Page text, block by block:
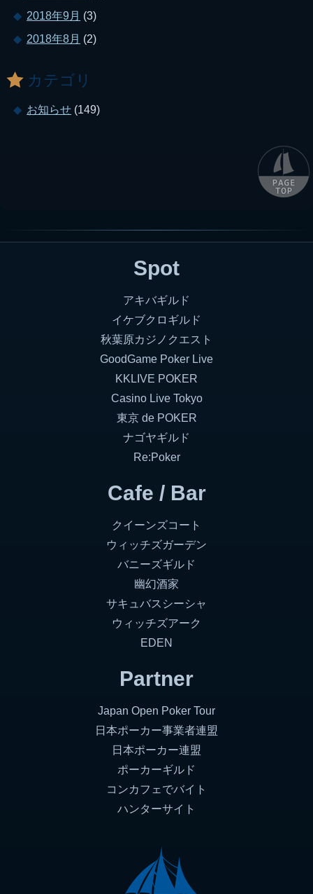
2018年9月 (3)
2018年8月 (2)
カテゴリ
お知らせ (149)
Spot
アキバギルド
イケブクロギルド
秋葉原カジノクエスト
GoodGame Poker Live
KKLIVE POKER
Casino Live Tokyo
東京 de POKER
ナゴヤギルド
Re:Poker
Cafe / Bar
クイーンズコート
ウィッチズガーデン
バニーズギルド
幽幻酒家
サキュバスシーシャ
ウィッチズアーク
EDEN
Partner
Japan Open Poker Tour
日本ポーカー事業者連盟
日本ポーカー連盟
ポーカーギルド
コンカフェでバイト
ハンターサイト